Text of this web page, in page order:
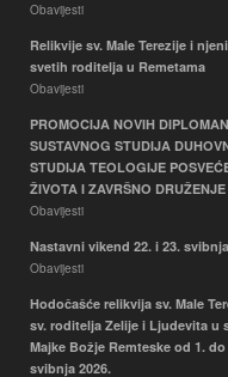
Obavijesti
Relikvije sv. Male Terezije i
svetih roditelja u Remetama
Obavijesti
PROMOCIJA NOVIH
SUSTAVNOG STUDIJA
STUDIJA TEOLOGIJE
ŽIVOTA I ZAVRŠNO DRUŽENJE
Obavijesti
Nastavni vikend 22. i 23.
Obavijesti
Hodočašće relikvija sv. Male
sv. roditelja Zelije i Ljudevita u
Majke Božje Remteske od 1. do
svibnja 2026.